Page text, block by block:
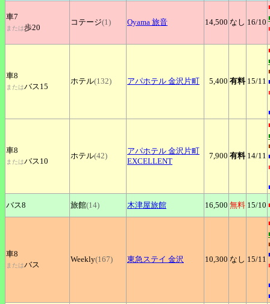
車7
または歩20
コテージ(1) Oyama 旅音 14,500 なし 16/10
車8
またはバス15
ホテル(132) アパホテル 金沢片町 5,400 有料 15/11
車8
またはバス10
ホテル(42)
アパホテル 金沢片町
EXCELLENT
7,900 有料 14/11
バス8
旅館(14) 木津屋旅館 16,500 無料 15/10
車8
またはバス
Weekly(167) 東急ステイ 金沢 10,300 なし 15/11